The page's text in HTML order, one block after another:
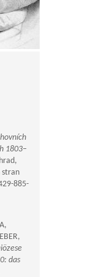
1803–
stran
885-
: das